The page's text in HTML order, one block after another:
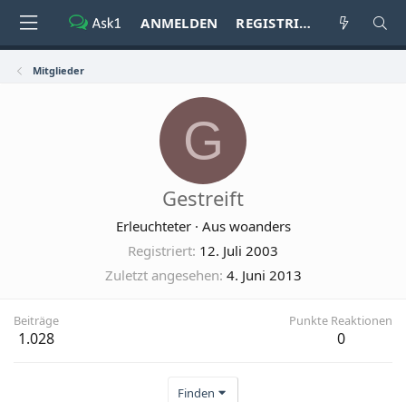
ANMELDEN REGISTRIEREN
Mitglieder
G
Gestreift
Erleuchteter · Aus woanders
Registriert 12. Juli 2003
Zuletzt angesehen 4. Juni 2013
Beiträge
1.028
Punkte Reaktionen
0
Finden